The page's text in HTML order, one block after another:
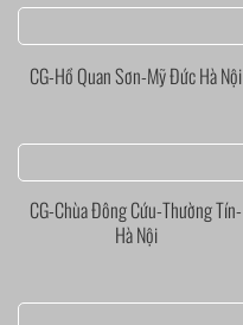
CG-Hồ Quan Sơn-Mỹ Đức Hà Nội
CG-Chùa Đông Cứu-Thường Tín-
Hà Nội